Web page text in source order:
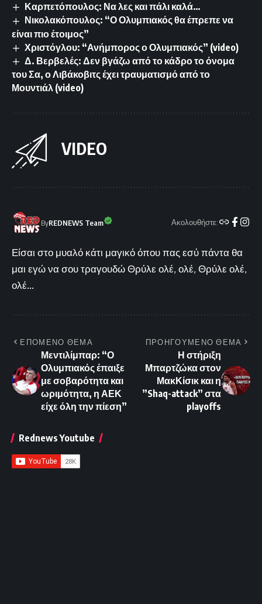
Καρπετόπουλος: Να λες και πάλι καλά…
Νικολακόπουλος: “Ο Ολυμπιακός θα έπρεπε να
είναι πιο έτοιμος”
Χριστόγλου: “Ανήμπορος ο Ολυμπιακός” (video)
Δ. Βερβελές: Δεν βγάζω από το κάδρο το όνομα
του Σα, ο Λιβάκοβιτς έχει τραυματισμό από το
Μουντιάλ (video)
VIDEO
ByREDNEWS Team Ακολουθήστε:
Είσαι στο μυαλό κάτι μαγικό όπου πας εσύ πάντα θα
μαι εγώ να σου τραγουδώ Θρύλε ολέ, ολέ, Θρύλε ολέ,
ολέ...
ΕΠΟΜΕΝΟ ΘΕΜΑ
Μεντιλίμπαρ: “Ο
Ολυμπιακός έπαιξε
με σοβαρότητα και
ωριμότητα, η ΑΕΚ
είχε όλη την πίεση”
ΠΡΟΗΓΟΥΜΕΝΟ ΘΕΜΑ
Η στήριξη
Μπαρτζώκα στον
ΜακΚίσικ και η
”Shaq-attack” στα
playoffs
Rednews Youtube